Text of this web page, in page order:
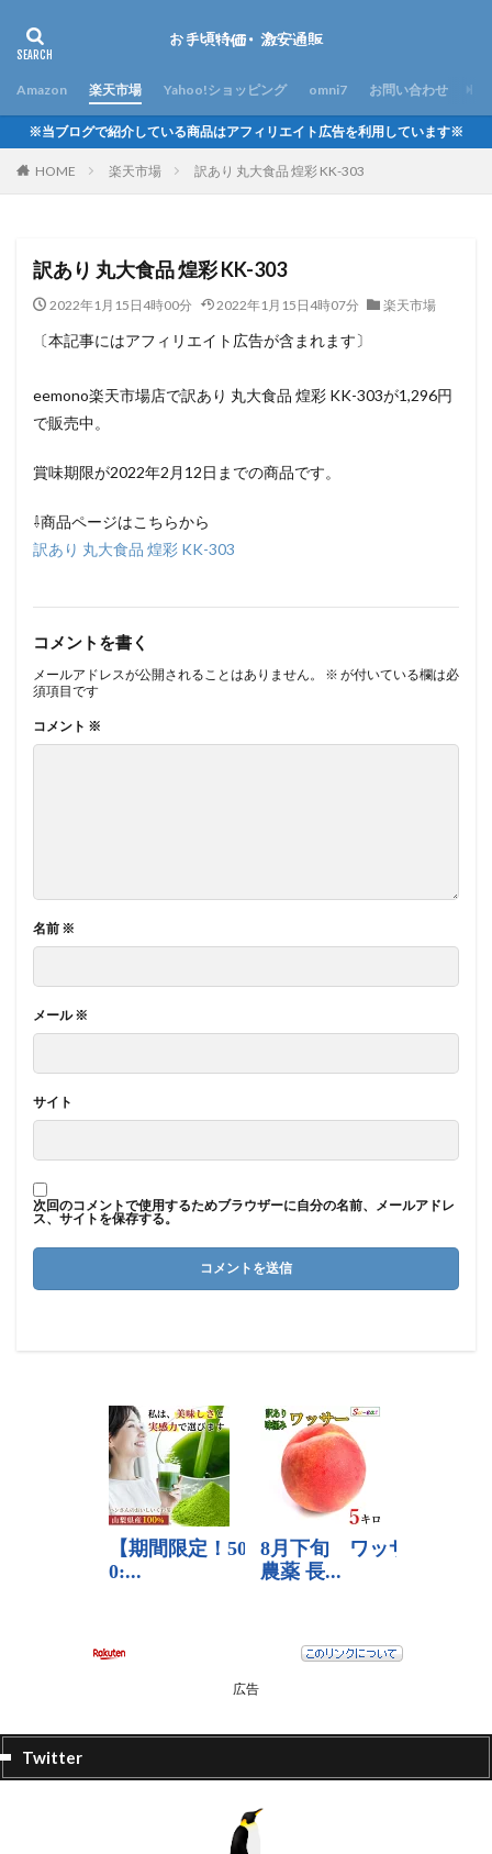
Amazon 楽天市場 Yahoo!ショッピング omni7 お問い合わせ
※当ブログで紹介している商品はアフィリエイト広告を利用しています※
HOME 楽天市場 訳あり 丸大食品 煌彩 KK-303
訳あり 丸大食品 煌彩 KK-303
2022年1月15日4時00分 2022年1月15日4時07分 楽天市場
〔本記事にはアフィリエイト広告が含まれます〕
eemono楽天市場店で訳あり 丸大食品 煌彩 KK-303が1,296円
で販売中。
賞味期限が2022年2月12日までの商品です。
⇩商品ページはこちらから
訳あり 丸大食品 煌彩 KK-303
コメントを書く
メールアドレスが公開されることはありません。 ※ が付いている欄は必
須項目です
コメント ※
名前 ※
メール※
サイト
次回のコメントで使用するためブラウザーに自分の名前、メールアドレ
ス、サイトを保存する。
広告
Twitter